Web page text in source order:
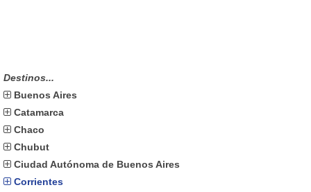
Destinos...
Buenos Aires
Catamarca
Chaco
Chubut
Ciudad Autónoma de Buenos Aires
Corrientes